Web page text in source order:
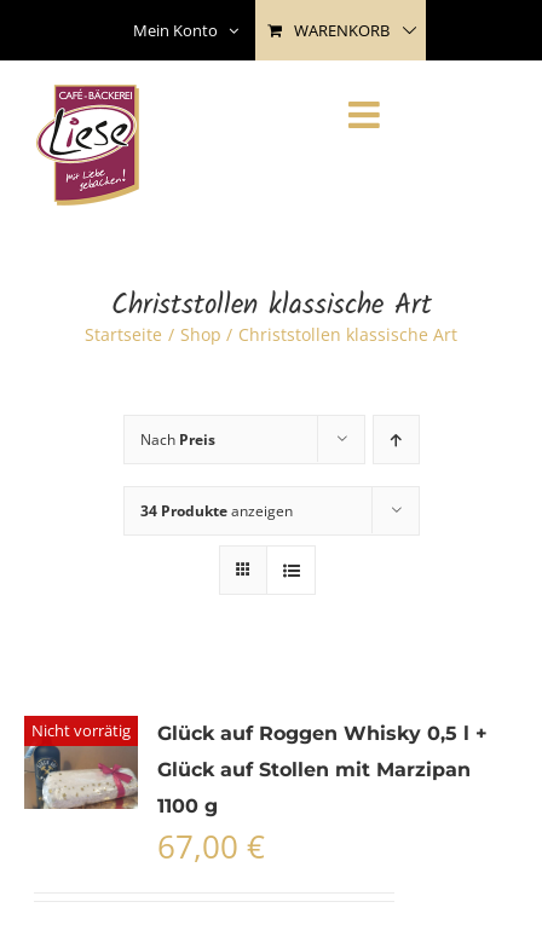
content
Mein Konto WARENKORB
Christstollen klassische Art
Startseite Shop Christstollen klassische Art
Nach Preis
34 Produkteanzeigen
Nicht vorrätig
Glück auf Roggen Whisky 0,5 l +
Glück auf Stollen mit Marzipan
1100 g
67,00€